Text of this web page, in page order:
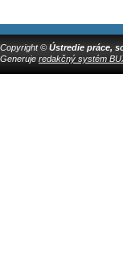
Copyright © Ústredie práce,
Generuje redakčný systém